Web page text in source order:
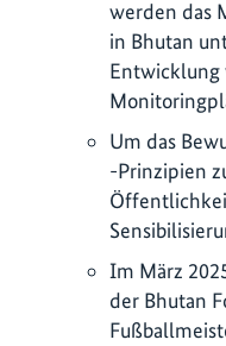
werden das
in Bhutan
Entwicklung
Um das
-Prinzipien
Im März
der Bhutan